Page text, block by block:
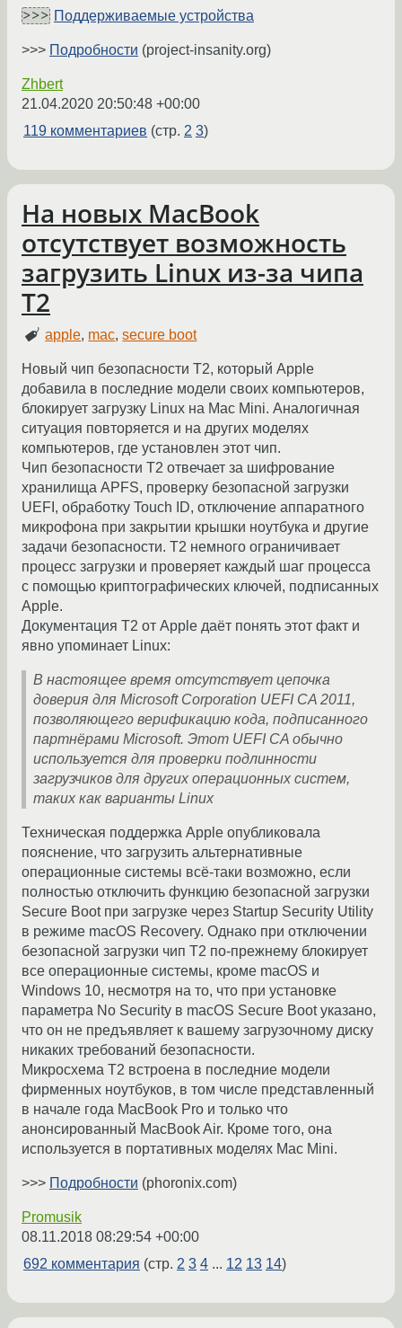
>>> Поддерживаемые устройства
>>> Подробности (project-insanity.org)
Zhbert
21.04.2020 20:50:48 +00:00
119 комментариев (стр. 2 3)
На новых MacBook
отсутствует возможность
загрузить Linux из-за чипа
T2
apple, mac,secure boot
Новый чип безопасности T2, который Apple
добавила в последние модели своих компьютеров,
блокирует загрузку Linux на Mac Mini. Аналогичная
ситуация повторяется и на других моделях
компьютеров, где установлен этот чип.
Чип безопасности T2 отвечает за шифрование
хранилища APFS, проверку безопасной загрузки
UEFI, обработку Touch ID, отключение аппаратного
микрофона при закрытии крышки ноутбука и другие
задачи безопасности. T2 немного ограничивает
процесс загрузки и проверяет каждый шаг процесса
с помощью криптографических ключей, подписанных
Apple.
Документация T2 от Apple даёт понять этот факт и
явно упоминает Linux:
В настоящее время отсутствует цепочка
доверия для Microsoft Corporation UEFI CA 2011,
позволяющего верификацию кода, подписанного
партнёрами Microsoft. Этот UEFI CA обычно
используется для проверки подлинности
загрузчиков для других операционных систем,
таких как варианты Linux
Техническая поддержка Apple опубликовала
пояснение, что загрузить альтернативные
операционные системы всё-таки возможно, если
полностью отключить функцию безопасной загрузки
Secure Boot при загрузке через Startup Security Utility
в режиме macOS Recovery. Однако при отключении
безопасной загрузки чип T2 по-прежнему блокирует
все операционные системы, кроме macOS и
Windows 10, несмотря на то, что при установке
параметра No Security в macOS Secure Boot указано,
что он не предъявляет к вашему загрузочному диску
никаких требований безопасности.
Микросхема T2 встроена в последние модели
фирменных ноутбуков, в том числе представленный
в начале года MacBook Pro и только что
анонсированный MacBook Air. Кроме того, она
используется в портативных моделях Mac Mini.
>>> Подробности (phoronix.com)
Promusik
08.11.2018 08:29:54 +00:00
692 комментария (стр. 2 3 4 ... 12 13 14)